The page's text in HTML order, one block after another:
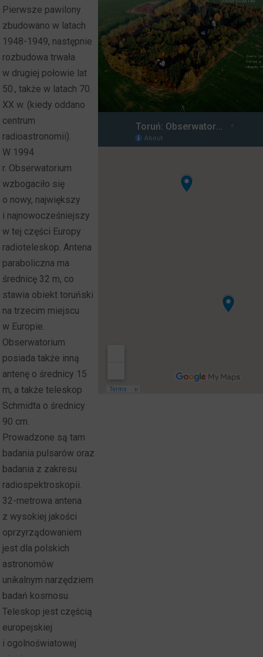
Pierwsze pawilony
zbudowano w latach
1948-1949, następnie
rozbudowa trwała
w drugiej połowie lat
50., także w latach 70.
XX w. (kiedy oddano
centrum
radioastronomii).
W 1994
r. Obserwatorium
wzbogaciło się
o nowy, największy
i najnowocześniejszy
w tej części Europy
radioteleskop. Antena
paraboliczna ma
średnicę 32 m, co
stawia obiekt toruński
na trzecim miejscu
w Europie.
Obserwatorium
posiada także inną
antenę o średnicy 15
m, a także teleskop
Schmidta o średnicy
90 cm.
Prowadzone są tam
badania pulsarów oraz
badania z zakresu
radiospektroskopii.
32-metrowa antena
z wysokiej jakości
oprzyrządowaniem
jest dla polskich
astronomów
unikalnym narzędziem
badań kosmosu.
Teleskop jest częścią
europejskiej
i ogolnoświatowej